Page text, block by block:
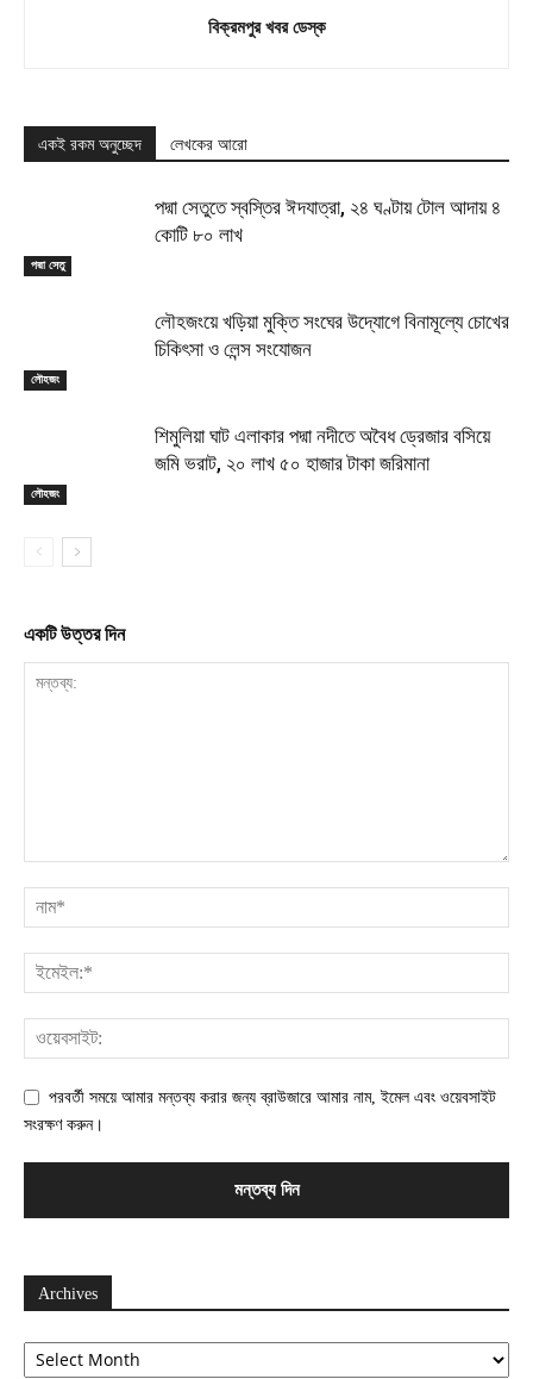
বিক্রমপুর খবর ডেস্ক
একই রকম অনুচ্ছেদ লেখকের আরো
পদ্মা সেতু
পদ্মা সেতুতে স্বস্তির ঈদযাত্রা, ২৪ ঘণ্টায় টোল আদায় ৪
কোটি ৮০ লাখ
লৌহজং
লৌহজংয়ে খড়িয়া মুক্তি সংঘের উদ্যোগে বিনামূল্যে চোখের
চিকিৎসা ও লেন্স সংযোজন
লৌহজং
শিমুলিয়া ঘাট এলাকার পদ্মা নদীতে অবৈধ ড্রেজার বসিয়ে
জমি ভরাট, ২০ লাখ ৫০ হাজার টাকা জরিমানা
একটি উত্তর দিন
পরবর্তী সময়ে আমার মন্তব্য করার জন্য ব্রাউজারে আমার নাম, ইমেল এবং ওয়েবসাইট
সংরক্ষণ করুন।
Archives
Archives